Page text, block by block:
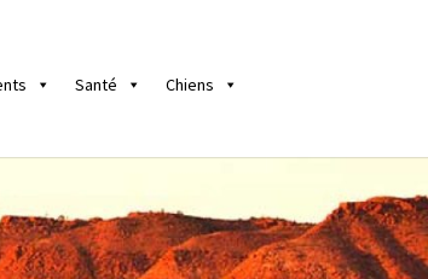
Santé Chiens